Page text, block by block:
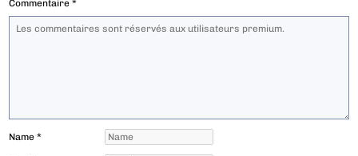
Commentaire*
Name*